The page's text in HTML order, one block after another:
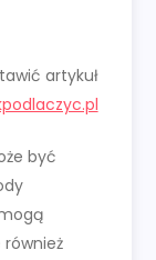
artykuł
być
również